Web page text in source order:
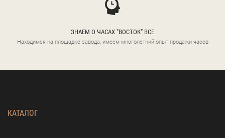
ЗНАЕМ О ЧАСАХ "ВОСТОК" ВСЕ
Находимся на площадке завода, имеем многолетний опыт продажи часов
КАТАЛОГ